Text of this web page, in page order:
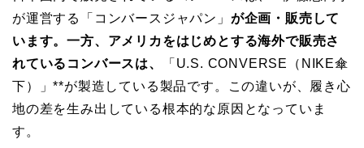
が運営する「コンバースジャパン」 が企画・販売して
います。一方、アメリカをはじめとする海外で販売さ
れているコンバースは、
「U.S. CONVERSE（NIKE傘
下）」**が製造している製品です。この違いが、履き心
地の差を生み出している根本的な原因となっていま
す。